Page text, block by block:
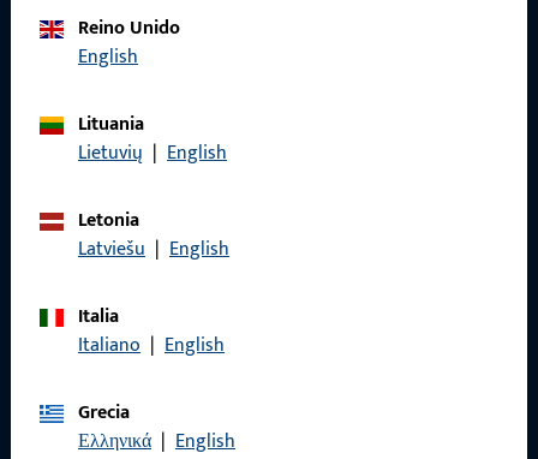
Póngase en contacto con nosotros
Reino Unido
English
Lituania
Lietuvių | English
Letonia
Latviešu | English
Italia
Italiano | English
Grecia
Ελληνικά | English
Protección de datos